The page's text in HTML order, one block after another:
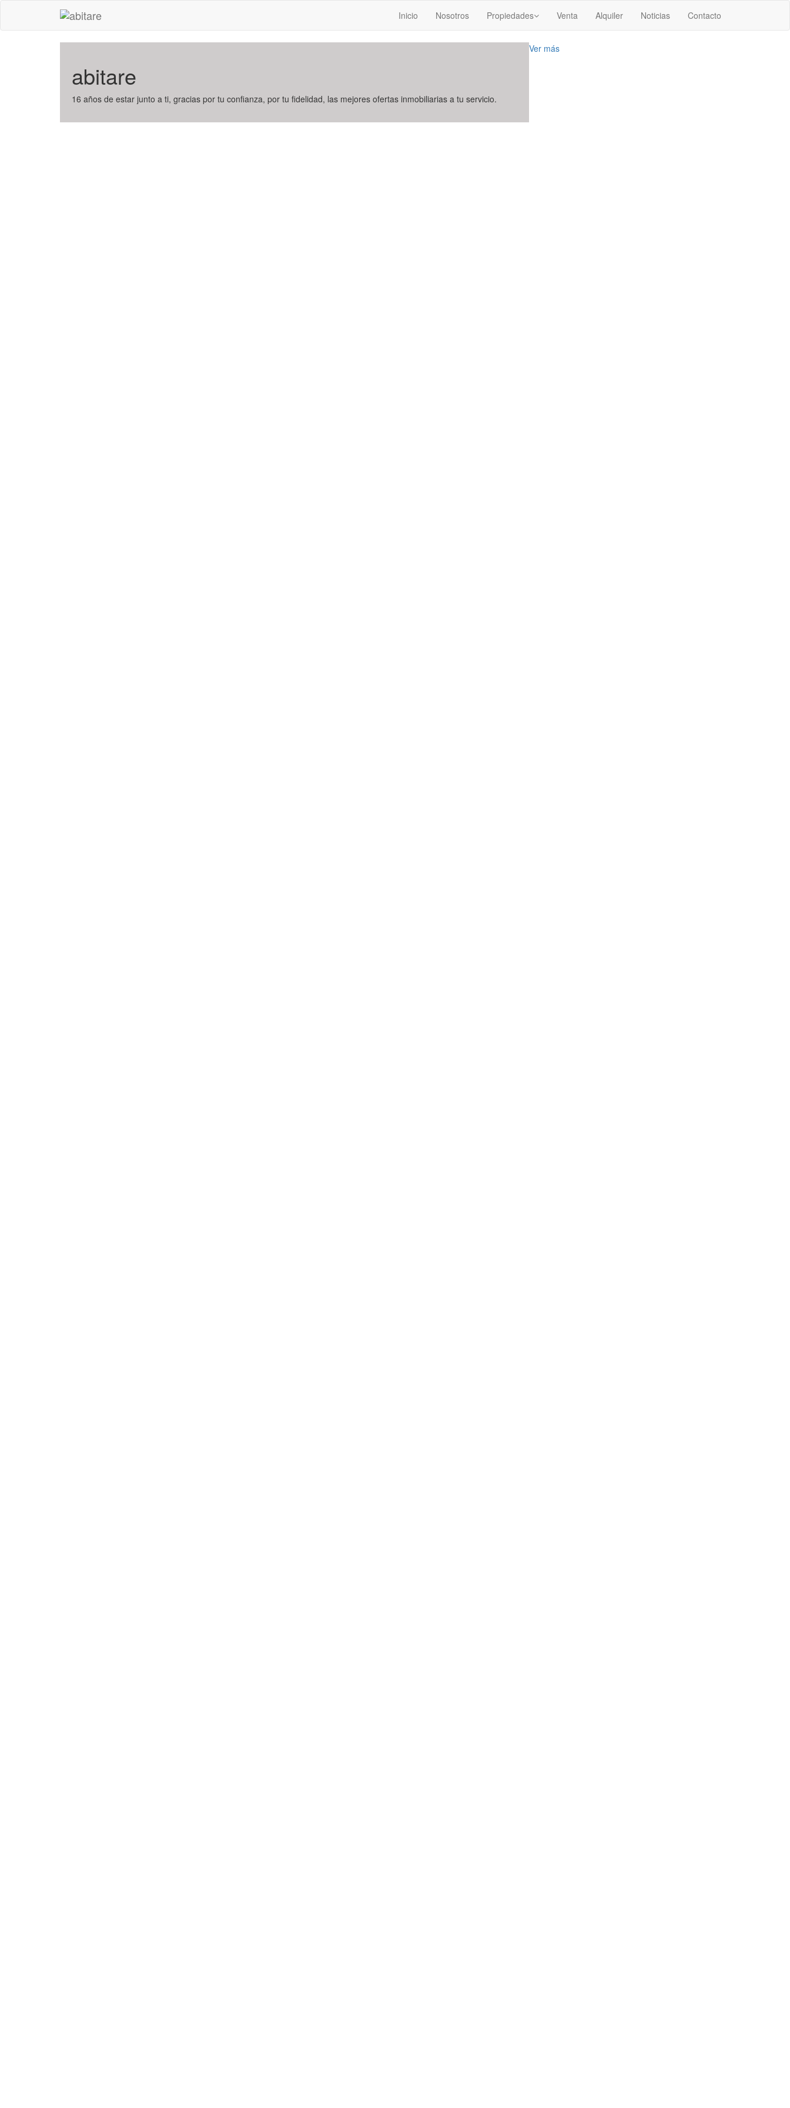
Inicio Nosotros Propiedades Venta Alquiler Noticias Contacto
abitare
16 años de estar junto a ti, gracias por tu confianza, por tu fidelidad, las mejores ofertas inmobiliarias a tu servicio.
Ver más